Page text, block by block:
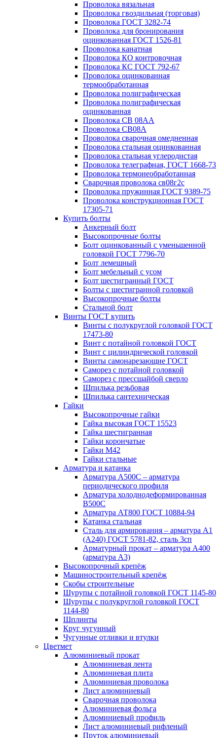
Проволока вязальная
Проволока гвоздильная (торговая)
Проволока ГОСТ 3282-74
Проволока для бронирования
оцинкованная ГОСТ 1526-81
Проволока канатная
Проволока КО контровочная
Проволока КС ГОСТ 792-67
Проволока оцинкованная
термообработанная
Проволока полиграфическая
Проволока полиграфическая
оцинкованная
Проволока СВ 08АА
Проволока СВ08А
Проволока сварочная омедненная
Проволока стальная оцинкованная
Проволока стальная углеродистая
Проволока телеграфная, ГОСТ 1668-73
Проволока термонеобработанная
Сварочная проволока св08г2с
Проволока пружинная ГОСТ 9389-75
Проволока конструкционная ГОСТ
17305-71
Купить болты
Анкерный болт
Высокопрочные болты
Болт оцинкованный с уменьшенной
головкой ГОСТ 7796-70
Болт лемешный
Болт мебельный с усом
Болт шестигранный ГОСТ
Болты с шестигранной головкой
Высокопрочные болты
Стальной болт
Винты ГОСТ купить
Винты с полукруглой головкой ГОСТ
17473-80
Винт с потайной головкой ГОСТ
Винт с цилиндрической головкой
Винты самонарезающие ГОСТ
Саморез с потайной головкой
Саморез с прессшайбой сверло
Шпилька резьбовая
Шпилька сантехническая
Гайки
Высокопрочные гайки
Гайка высокая ГОСТ 15523
Гайка шестигранная
Гайки корончатые
Гайки М42
Гайки стальные
Арматура и катанка
Арматура А500С – арматура
периодического профиля
Арматура холоднодеформированная
В500С
Арматура АТ800 ГОСТ 10884-94
Катанка стальная
Сталь для армирования – арматура А1
(А240) ГОСТ 5781-82, сталь 3сп
Арматурный прокат – арматура А400
(арматура А3)
Высокопрочный крепёж
Машиностроительный крепёж
Скобы строительные
Шурупы с потайной головкой ГОСТ 1145-80
Шурупы с полукруглой головкой ГОСТ
1144-80
Шплинты
Круг чугунный
Чугунные отливки и втулки
Цветмет
Алюминиевый прокат
Алюминиевая лента
Алюминиевая плита
Алюминиевая проволока
Лист алюминиевый
Сварочная проволока
Алюминиевая фольга
Алюминиевый профиль
Лист алюминиевый рифленый
Пруток алюминиевый